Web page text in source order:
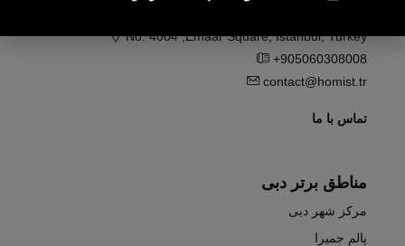
No. 4004 ,Emaar Square, Istanbul, Turkey
+905060308008
contact@homist.tr
تماس با ما
مناطق برتر دبی
مرکز شهر دبی
پالم جمیرا